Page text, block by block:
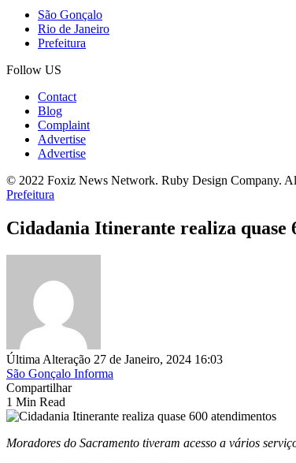
São Gonçalo
Rio de Janeiro
Prefeitura
Follow US
Contact
Blog
Complaint
Advertise
Advertise
© 2022 Foxiz News Network. Ruby Design Company.
Prefeitura
Cidadania Itinerante realiza quase
Última Alteração 27 de Janeiro, 2024 16:03
São Gonçalo Informa
Compartilhar
1 Min Read
Moradores do Sacramento tiveram acesso a vários